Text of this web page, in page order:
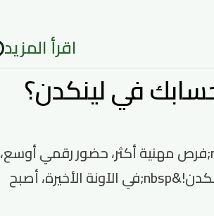
اقرأ المزيد
في لينكدن؟
&nbsp;كيف تكتب "نبذة مهنية" احترافية على حسابك في لينكدن؟&nbsp;فرص مهنية أكثر، حضور رقمي أوسع،
تشبيك أكبر. يمكنك الوصول إلى هذه المنجزات، ولكن ابدأ بنبذتك على لينكدن!&nbsp;في الآونة الأخيرة، أصبح